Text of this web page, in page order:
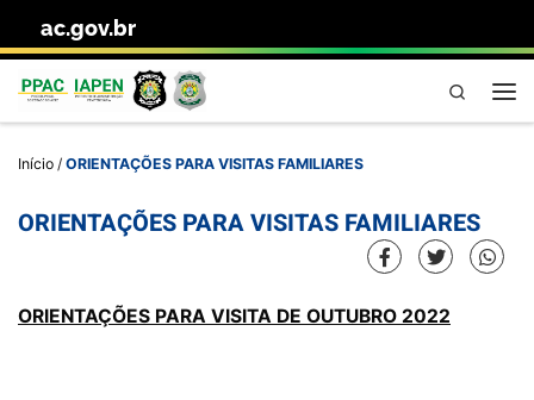
Skip to content
ac.gov.br
Pesquisa
Início / ORIENTAÇÕES PARA VISITAS FAMILIARES
ORIENTAÇÕES PARA VISITAS FAMILIARES
ORIENTAÇÕES PARA VISITA DE OUTUBRO 2022